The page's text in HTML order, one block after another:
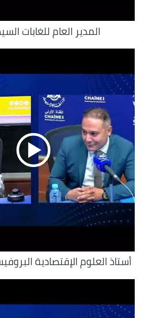
المدير العام للغابات
أستاذ العلوم الإقتصادية